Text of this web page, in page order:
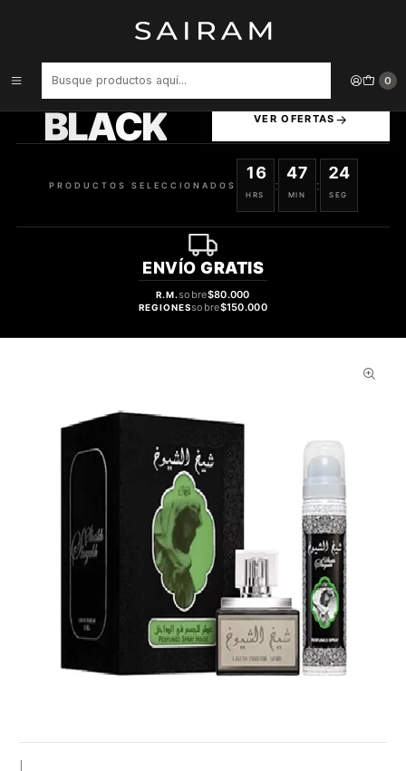
0
Perfume Lattafa Sheikh Al Shuyukh Unisex Edp 50 ml / Desodorante
BLACK VER OFERTAS
PRODUCTOS SELECCIONADOS
16
HRS
:
47
MIN
:
23
SEG
ENVÍO GRATIS
R.M.sobre$80.000
REGIONESsobre$150.000